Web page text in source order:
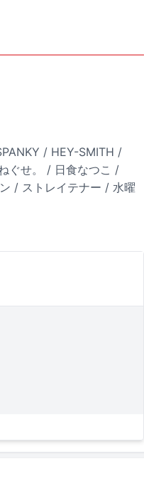
/ HEY-SMITH /
ぐせ。 / 日食なつこ /
/ ストレイテナー / 水曜